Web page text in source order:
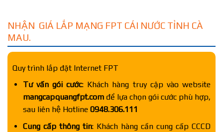
NHẬN GIÁ LẮP MẠNG FPT CÁI NƯỚC TỈNH CÀ
MAU.
Quy trình lắp đặt Internet FPT
Tư vấn gói cước: Khách hàng truy cập vào website
mangcapquangfpt.comđể lựa chọn gói cước phù hợp,
sau liên hệ Hotline 0948.306.111
Cung cấp thông tin: Khách hàng cần cung cấp CCCD